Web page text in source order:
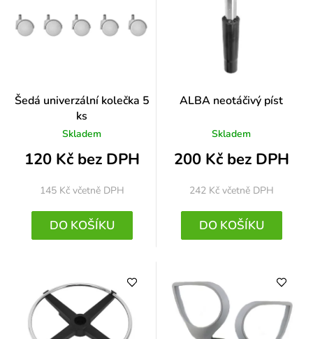
Šedá univerzální kolečka 5
ks
Skladem
120 Kč bez DPH
145 Kč včetně DPH
DO KOŠÍKU
ALBA neotáčivý píst
Skladem
200 Kč bez DPH
242 Kč včetně DPH
DO KOŠÍKU